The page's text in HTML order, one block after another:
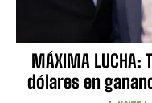
MÁXIMA
dólares en